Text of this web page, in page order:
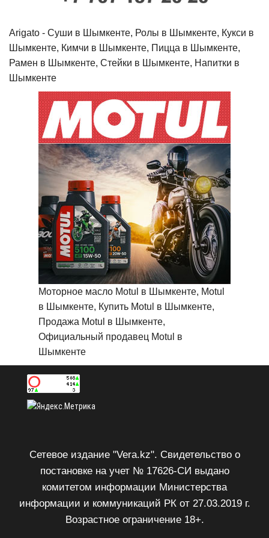
Arigato - Cуши в Шымкенте, Ролы в Шымкенте, Кукси в
Шымкенте, Кимчи в Шымкенте, Пицца в Шымкенте,
Рамен в Шымкенте, Стейки в Шымкенте, Напитки в
Шымкенте
Моторное масло Motul в Шымкенте, Motul
в Шымкенте, Купить Motul в Шымкенте,
Продажа Motul в Шымкенте,
Официальный продавец Motul в
Шымкенте
Сетевое издание "Vera.kz". Свидетельство о
постановке на учет № 17626-СИ выдано
комитетом информации Министерства
информации и коммуникаций РК от 27.03.2019 г.
Возрастное ограничение 18+.